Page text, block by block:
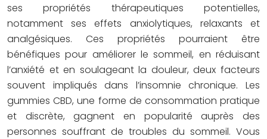
ses propriétés thérapeutiques potentielles,
notamment ses effets anxiolytiques, relaxants et
analgésiques. Ces propriétés pourraient être
bénéfiques pour améliorer le sommeil, en réduisant
l’anxiété et en soulageant la douleur, deux facteurs
souvent impliqués dans l’insomnie chronique. Les
gummies CBD, une forme de consommation pratique
et discrète, gagnent en popularité auprès des
personnes souffrant de troubles du sommeil. Vous